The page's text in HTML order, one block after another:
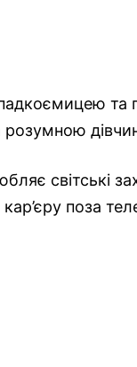
та
розумною
світські
поза